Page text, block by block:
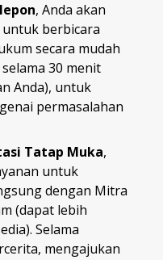
, Anda akan
berbicara
secara mudah
30 menit
Anda), untuk
permasalahan
Tatap Muka,
untuk
dengan Mitra
(dapat lebih
Selama
mengajukan